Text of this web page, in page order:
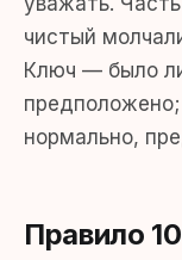
чистый
Ключ — было
предположено;
нормально,
Правило